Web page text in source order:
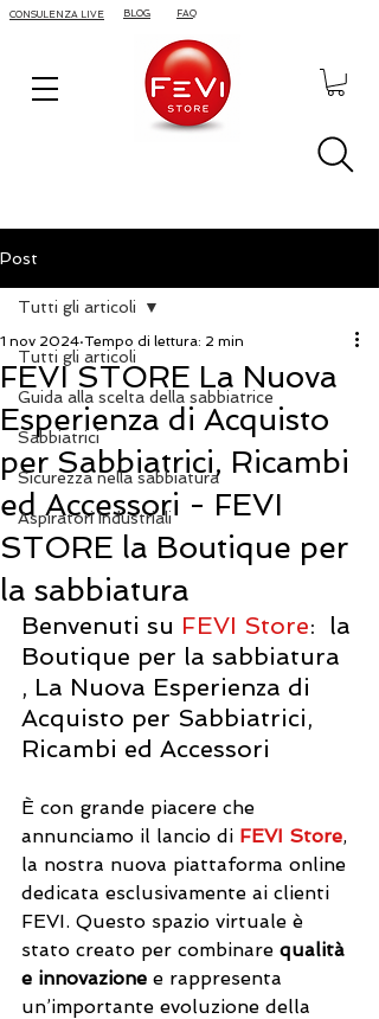
CONSULENZA LIVE BLOG FAQ
Post
Tutti gli articoli
Guida alla scelta della sabbiatrice
Sabbiatrici
Sicurezza nella sabbiatura
Aspiratori Industriali
Tutti gli articoli
FEVI STORE La Nuova
Esperienza di Acquisto
per Sabbiatrici, Ricambi
ed Accessori - FEVI
STORE la Boutique per
la sabbiatura
1 nov 2024 Tempo di lettura: 2 min
Benvenuti su FEVI Store:  la
Boutique per la sabbiatura
, La Nuova Esperienza di
Acquisto per Sabbiatrici,
Ricambi ed Accessori
È con grande piacere che
annunciamo il lancio di FEVI Store,
la nostra nuova piattaforma online
dedicata esclusivamente ai clienti
FEVI. Questo spazio virtuale è
stato creato per combinare qualità
e innovazione e rappresenta
un’importante evoluzione della